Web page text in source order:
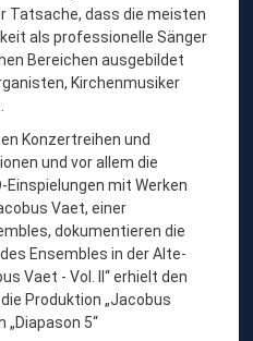
Tatsache, dass die meisten
als professionelle Sänger
Bereichen ausgebildet
Kirchenmusiker
Konzertreihen und
und vor allem die
Einspielungen mit Werken
Vaet, einer
dokumentieren die
Ensembles in der Alte-
Vaet - Vol. II“ erhielt den
Produktion „Jacobus
„Diapason 5“